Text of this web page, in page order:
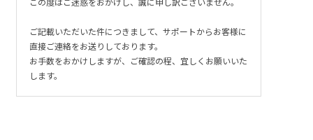
この度はご迷惑をおかけし、誠に申し訳ございません。
ご記載いただいた件につきまして、サポートからお客様に
直接ご連絡をお送りしております。
お手数をおかけしますが、ご確認の程、宜しくお願いいた
します。